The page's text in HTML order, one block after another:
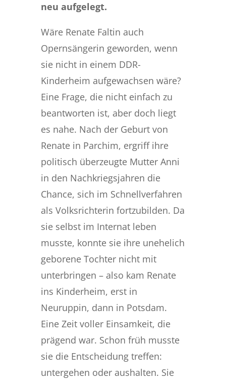
neu aufgelegt.
Wäre Renate Faltin auch
Opernsängerin geworden, wenn
sie nicht in einem DDR-
Kinderheim aufgewachsen wäre?
Eine Frage, die nicht einfach zu
beantworten ist, aber doch liegt
es nahe. Nach der Geburt von
Renate in Parchim, ergriff ihre
politisch überzeugte Mutter Anni
in den Nachkriegsjahren die
Chance, sich im Schnellverfahren
als Volksrichterin fortzubilden. Da
sie selbst im Internat leben
musste, konnte sie ihre unehelich
geborene Tochter nicht mit
unterbringen – also kam Renate
ins Kinderheim, erst in
Neuruppin, dann in Potsdam.
Eine Zeit voller Einsamkeit, die
prägend war. Schon früh musste
sie die Entscheidung treffen:
untergehen oder aushalten. Sie